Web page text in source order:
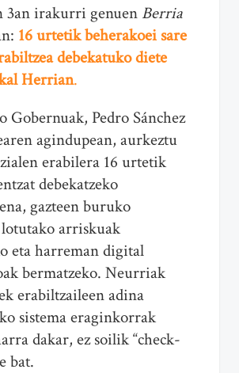
3an irakurri genuen Berria
16 urtetik beherakoei sare
debekatuko diete
Herrian.
Gobernuak, Pedro Sánchez
agindupean, aurkeztu
erabilera 16 urtetik
debekatzeko
gazteen buruko
arriskuak
eta harreman digital
bermatzeko. Neurriak
erabiltzaileen adina
sistema eraginkorrak
dakar, ez soilik “check-
bat.